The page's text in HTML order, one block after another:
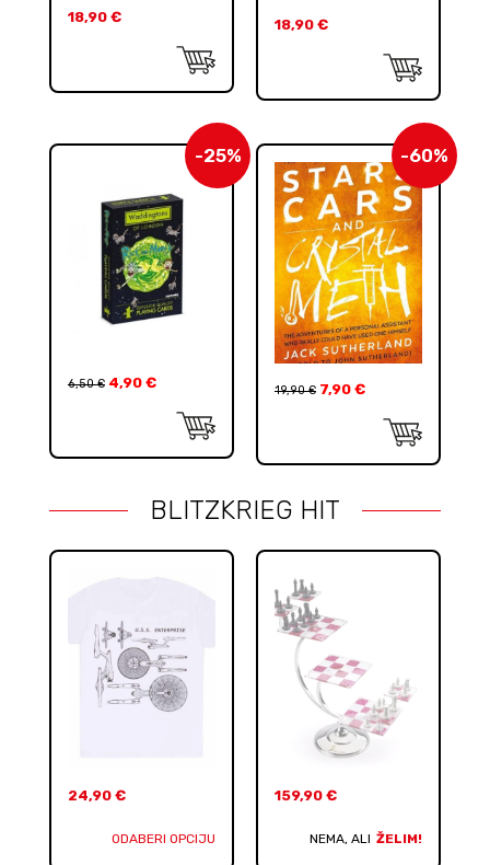
18,90 € 18,90 €
-25%
6,50€ 4,90 €
-60%
19,90€ 7,90 €
BLITZKRIEG HIT
24,90 €
ODABERI OPCIJU
159,90 €
NEMA, ALI ŽELIM!